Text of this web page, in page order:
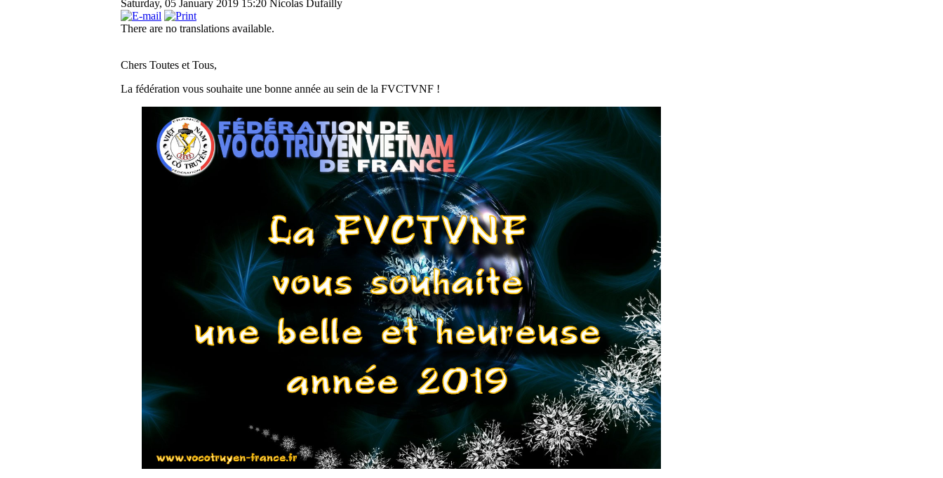
Saturday, 05 January 2019 15:20 Nicolas Dufailly
There are no translations available.
Chers Toutes et Tous,
La fédération vous souhaite une bonne année au sein de la FVCTVNF !